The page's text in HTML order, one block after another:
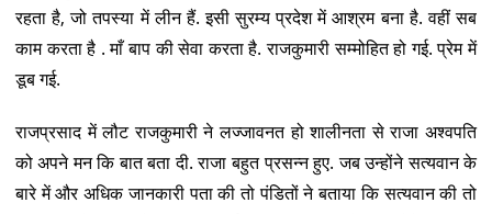
रहता है, जो तपस्या में लीन हैं. इसी सुरम्य प्रदेश में आश्रम बना है. वहीं सब
काम करता है . माँ बाप की सेवा करता है. राजकुमारी सम्मोहित हो गई. प्रेम में
डूब गई.
राजप्रसाद में लौट राजकुमारी ने लज्जावनत हो शालीनता से राजा अश्वपति
को अपने मन कि बात बता दी. राजा बहुत प्रसन्न हुए. जब उन्होंने सत्यवान के
बारे में और अधिक जानकारी पता की तो पंडितों ने बताया कि सत्यवान की तो